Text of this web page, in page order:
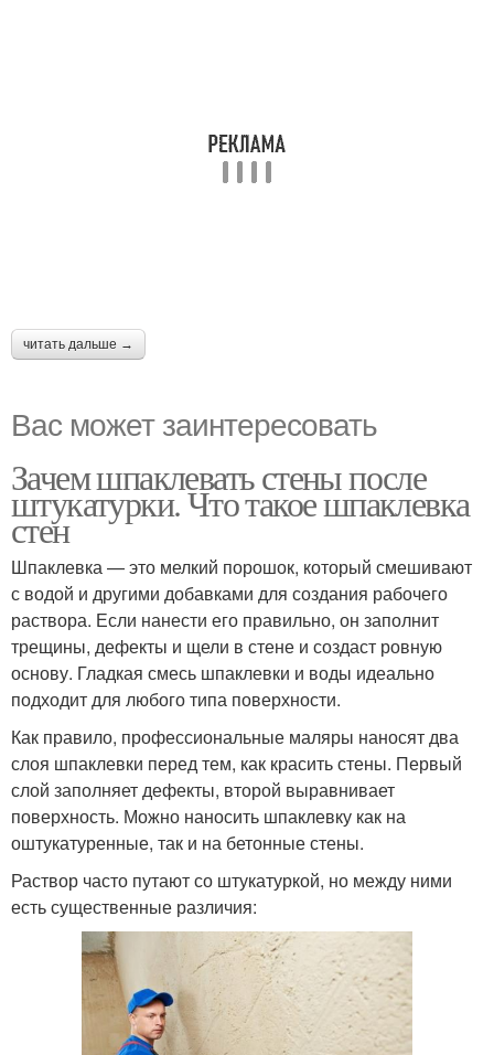
читать дальше →
Вас может заинтересовать
Зачем шпаклевать стены после
штукатурки. Что такое шпаклевка
стен
Шпаклевка — это мелкий порошок, который смешивают
с водой и другими добавками для создания рабочего
раствора. Если нанести его правильно, он заполнит
трещины, дефекты и щели в стене и создаст ровную
основу. Гладкая смесь шпаклевки и воды идеально
подходит для любого типа поверхности.
Как правило, профессиональные маляры наносят два
слоя шпаклевки перед тем, как красить стены. Первый
слой заполняет дефекты, второй выравнивает
поверхность. Можно наносить шпаклевку как на
оштукатуренные, так и на бетонные стены.
Раствор часто путают со штукатуркой, но между ними
есть существенные различия: